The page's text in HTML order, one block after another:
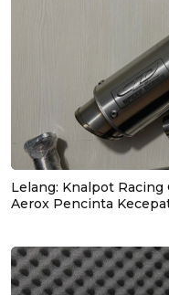
Lelang: Knalpot
Aerox Pencinta